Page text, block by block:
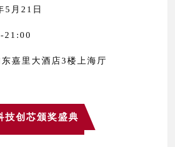
5月21日
东嘉里大酒店3楼上海厅
技创芯颁奖盛典